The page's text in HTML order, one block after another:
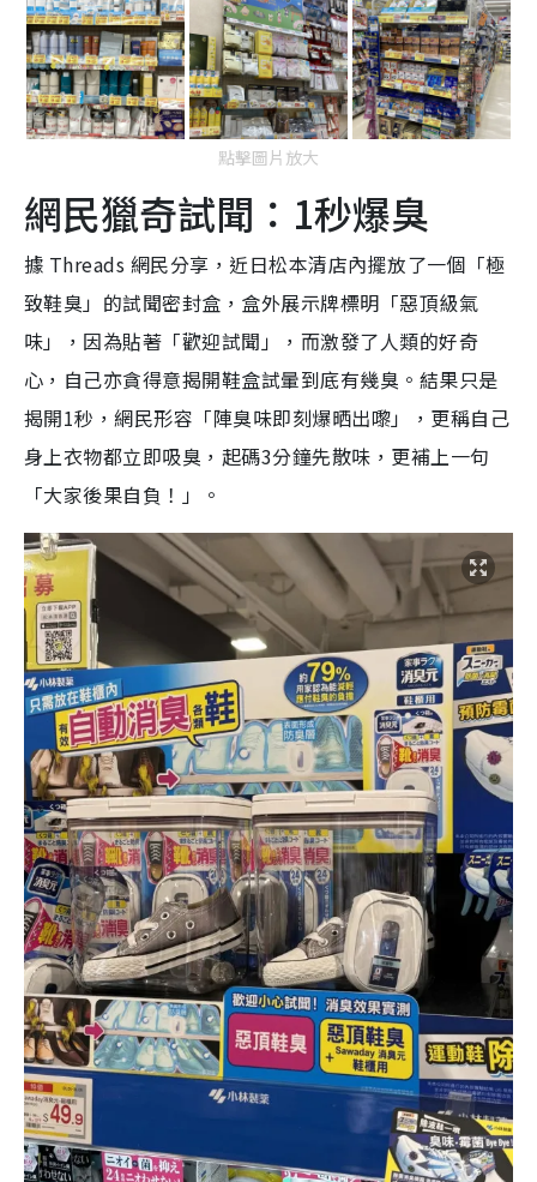
點擊圖片放大
網民獵奇試聞：1秒爆臭
據 Threads 網民分享，近日松本清店內擺放了一個「極
致鞋臭」的試聞密封盒，盒外展示牌標明「惡頂級氣
味」，因為貼著「歡迎試聞」，而激發了人類的好奇
心，自己亦貪得意揭開鞋盒試暈到底有幾臭。結果只是
揭開1秒，網民形容「陣臭味即刻爆晒出嚟」，更稱自己
身上衣物都立即吸臭，起碼3分鐘先散味，更補上一句
「大家後果自負！」。